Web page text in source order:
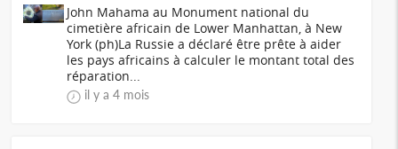
John Mahama au Monument national du
cimetière africain de Lower Manhattan, à New
York (ph)La Russie a déclaré être prête à aider
les pays africains à calculer le montant total des
réparation...
il y a 4 mois